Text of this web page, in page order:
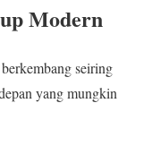
Modern
seiring
yang mungkin